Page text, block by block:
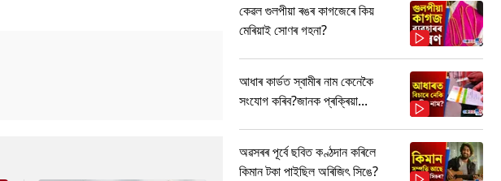
কেৱল গুলপীয়া ৰঙৰ কাগজেৰে কিয়
মেৰিয়াই সোণৰ গহনা?
আধাৰ কাৰ্ডত স্বামীৰ নাম কেনেকৈ
সংযোগ কৰিব?জানক প্ৰক্ৰিয়া...
অৱসৰৰ পূৰ্বে ছবিত কণ্ঠদান কৰিলে
কিমান টকা পাইছিল অৰিজিৎ সিঙে?